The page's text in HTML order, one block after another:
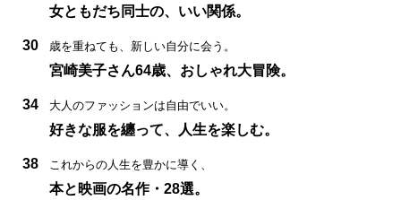
女ともだち同士の、いい関係。
30 歳を重ねても、新しい自分に会う。
宮崎美子さん64歳、おしゃれ大冒険。
34 大人のファッションは自由でいい。
好きな服を纏って、人生を楽しむ。
38 これからの人生を豊かに導く、
本と映画の名作・28選。